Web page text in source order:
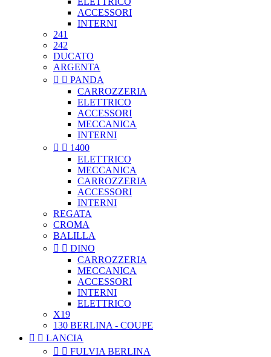
ACCESSORI
INTERNI
241
242
DUCATO
ARGENTA
  PANDA
CARROZZERIA
ELETTRICO
ACCESSORI
MECCANICA
INTERNI
  1400
ELETTRICO
MECCANICA
CARROZZERIA
ACCESSORI
INTERNI
REGATA
CROMA
BALILLA
  DINO
CARROZZERIA
MECCANICA
ACCESSORI
INTERNI
ELETTRICO
X19
130 BERLINA - COUPE
  LANCIA
  FULVIA BERLINA